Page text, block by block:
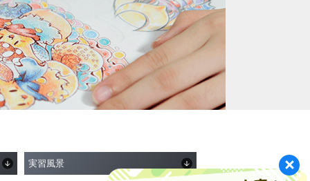
実習風景